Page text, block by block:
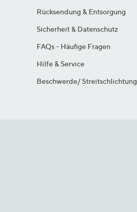
Rücksendung & Entsorgung
Sicherheit & Datenschutz
FAQs - Häufige Fragen
Hilfe & Service
Beschwerde/ Streitschlichtung